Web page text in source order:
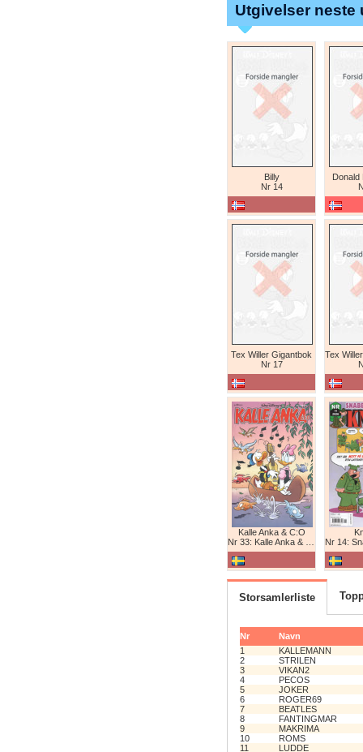
Utgivelser neste
Billy
Nr 14
Donald
Tex Willer Gigantbok
Nr 17
Kalle Anka & C:O
Nr 33: Kalle Anka & C:O
Nr 14:
Storsamlerliste
Nr
Navn
1
KALLEMANN
2
STRILEN
3
VIKAN2
4
PECOS
5
JOKER
6
ROGER69
7
BEATLES
8
FANTINGMAR
9
MAKRIMA
10
ROMS
11
LUDDE